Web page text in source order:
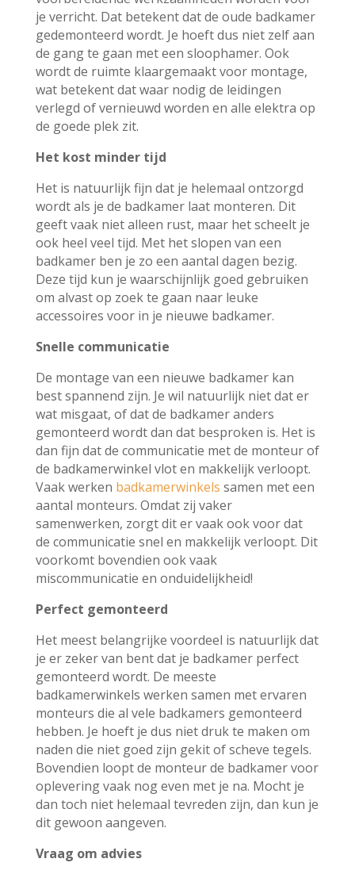
je verricht. Dat betekent dat de oude badkamer
gedemonteerd wordt. Je hoeft dus niet zelf aan
de gang te gaan met een sloophamer. Ook
wordt de ruimte klaargemaakt voor montage,
wat betekent dat waar nodig de leidingen
verlegd of vernieuwd worden en alle elektra op
de goede plek zit.
Het kost minder tijd
Het is natuurlijk fijn dat je helemaal ontzorgd
wordt als je de badkamer laat monteren. Dit
geeft vaak niet alleen rust, maar het scheelt je
ook heel veel tijd. Met het slopen van een
badkamer ben je zo een aantal dagen bezig.
Deze tijd kun je waarschijnlijk goed gebruiken
om alvast op zoek te gaan naar leuke
accessoires voor in je nieuwe badkamer.
Snelle communicatie
De montage van een nieuwe badkamer kan
best spannend zijn. Je wil natuurlijk niet dat er
wat misgaat, of dat de badkamer anders
gemonteerd wordt dan dat besproken is. Het is
dan fijn dat de communicatie met de monteur of
de badkamerwinkel vlot en makkelijk verloopt.
Vaak werken badkamerwinkels samen met een
aantal monteurs. Omdat zij vaker
samenwerken, zorgt dit er vaak ook voor dat
de communicatie snel en makkelijk verloopt. Dit
voorkomt bovendien ook vaak
miscommunicatie en onduidelijkheid!
Perfect gemonteerd
Het meest belangrijke voordeel is natuurlijk dat
je er zeker van bent dat je badkamer perfect
gemonteerd wordt. De meeste
badkamerwinkels werken samen met ervaren
monteurs die al vele badkamers gemonteerd
hebben. Je hoeft je dus niet druk te maken om
naden die niet goed zijn gekit of scheve tegels.
Bovendien loopt de monteur de badkamer voor
oplevering vaak nog even met je na. Mocht je
dan toch niet helemaal tevreden zijn, dan kun je
dit gewoon aangeven.
Vraag om advies